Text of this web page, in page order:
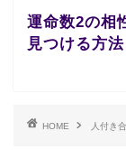
運命数2の相
見つける方法
HOME 人付き